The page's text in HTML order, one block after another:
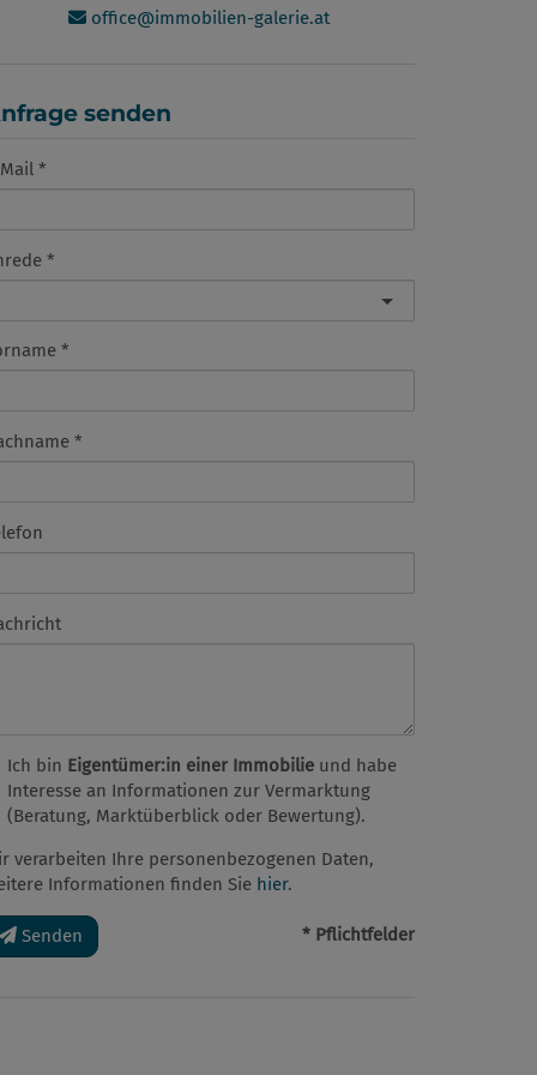
office@immobilien-galerie.at
senden
Ich bin Eigentümer:in einer Immobilie und habe
Interesse an Informationen zur Vermarktung
(Beratung, Marktüberblick oder Bewertung).
verarbeiten Ihre personenbezogenen Daten,
Informationen finden Sie hier.
Senden * Pflichtfelder